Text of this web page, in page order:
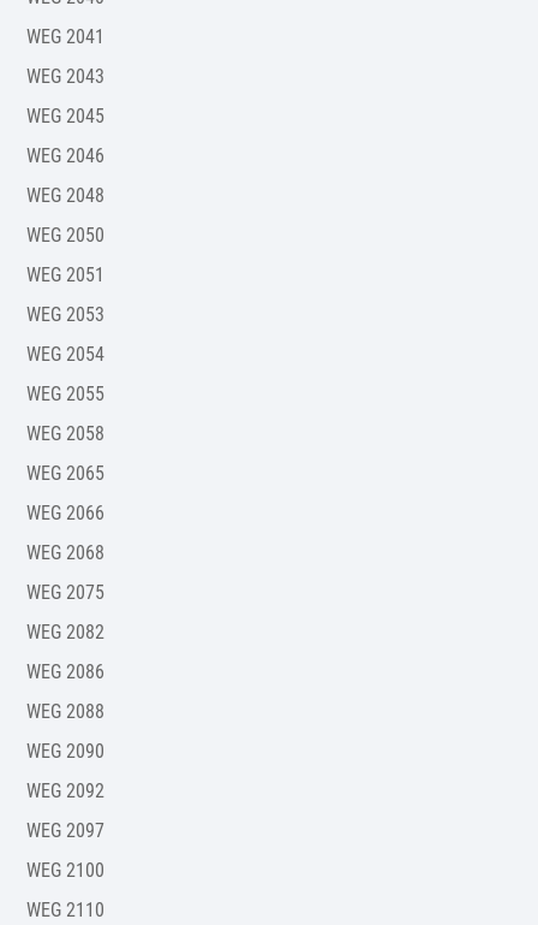
WEG 2041
WEG 2043
WEG 2045
WEG 2046
WEG 2048
WEG 2050
WEG 2051
WEG 2053
WEG 2054
WEG 2055
WEG 2058
WEG 2065
WEG 2066
WEG 2068
WEG 2075
WEG 2082
WEG 2086
WEG 2088
WEG 2090
WEG 2092
WEG 2097
WEG 2100
WEG 2110